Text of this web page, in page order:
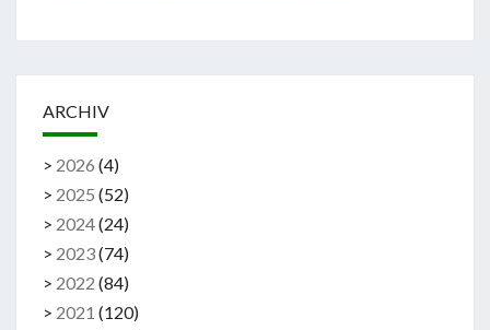
ARCHIV
> 2026 (4)
> 2025 (52)
> 2024(24)
> 2023(74)
> 2022 (84)
> 2021 (120)